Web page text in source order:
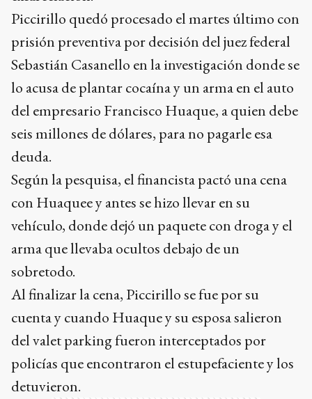
Piccirillo quedó procesado el martes último con
prisión preventiva por decisión del juez federal
Sebastián Casanello en la investigación donde se
lo acusa de plantar cocaína y un arma en el auto
del empresario Francisco Huaque, a quien debe
seis millones de dólares, para no pagarle esa
deuda.
Según la pesquisa, el financista pactó una cena
con Huaquee y antes se hizo llevar en su
vehículo, donde dejó un paquete con droga y el
arma que llevaba ocultos debajo de un
sobretodo.
Al finalizar la cena, Piccirillo se fue por su
cuenta y cuando Huaque y su esposa salieron
del valet parking fueron interceptados por
policías que encontraron el estupefaciente y los
detuvieron.